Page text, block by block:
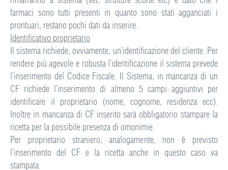
farmaci sono tutti presenti in quanto sono stati agganciati i
prontuari, restano pochi dati da inserire.
Identificativo proprietario
Il sistema richiede, ovviamente, un’identificazione del cliente. Per
rendere più agevole e robusta l’identificazione il sistema prevede
l’inserimento del Codice Fiscale. Il Sistema, in mancanza di un
CF richiede l’inserimento di almeno 5 campi aggiuntivi per
identificare il proprietario (nome, cognome, residenza ecc).
Inoltre in mancanza di CF inserito sarà obbligatorio stampare la
ricetta per la possibile presenza di omonimie.
Per proprietario straniero, analogamente, non è previsto
l’inserimento del CF e la ricetta anche in questo caso va
stampata.